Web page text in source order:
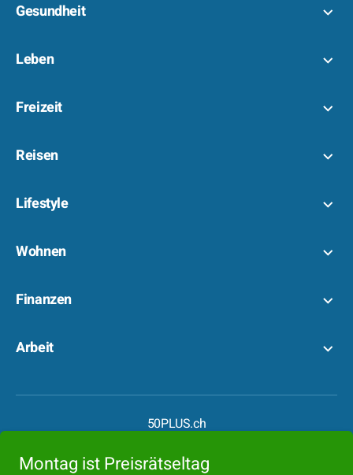
Gesundheit
Leben
Freizeit
Reisen
Lifestyle
Wohnen
Finanzen
Arbeit
50PLUS.ch
Boomer.at
Montag ist Preisrätseltag